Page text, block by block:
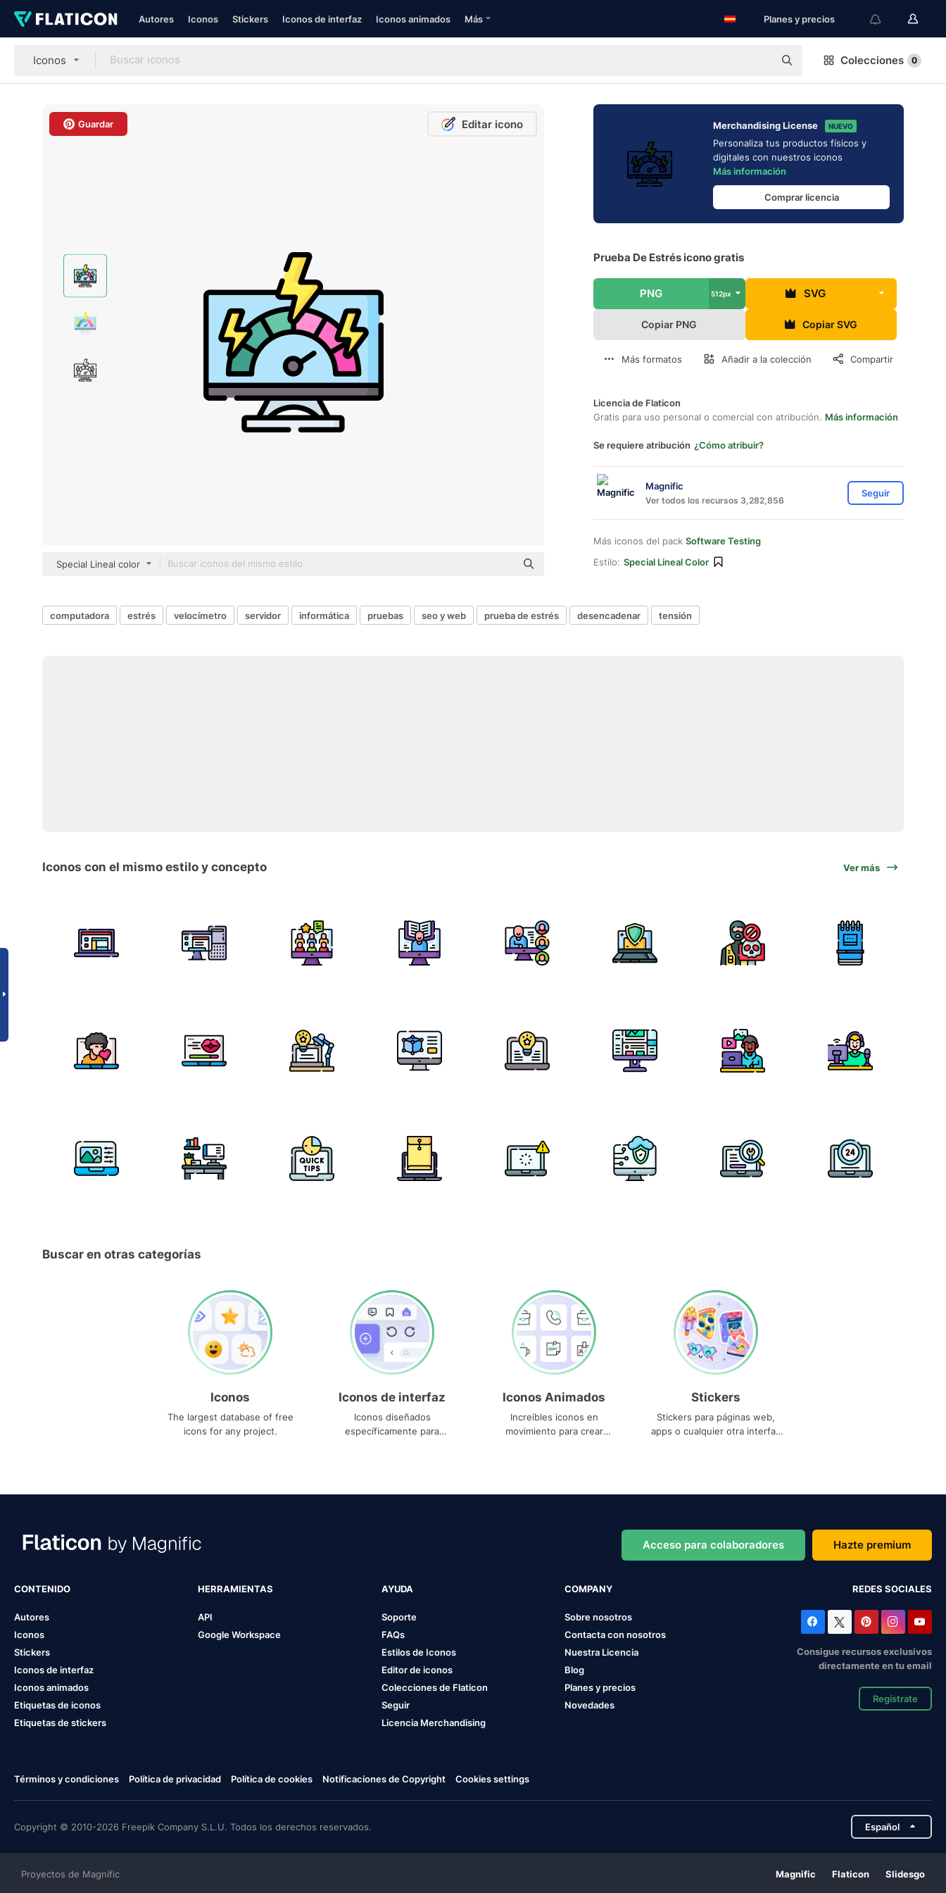
Autores Iconos Stickers Iconos de interfaz Iconos animados Más Planes y precios
Iconos Colecciones 0
Guardar Editar icono
Special Lineal color
Merchandising License NUEVO
Personaliza tus productos físicos y
digitales con nuestros iconos
Más información
Comprar licencia
Prueba De Estrés icono gratis
PNG 512px SVG
Copiar PNG Copiar SVG
Más formatos Añadir a la colección Compartir
Licencia de Flaticon
Gratis para uso personal o comercial con atribución. Más información
Se requiere atribución ¿Cómo atribuir?
Magnific
Ver todos los recursos 3,282,856
Seguir
Más iconos del pack Software Testing
Estilo: Special Lineal Color
computadora estrés velocímetro servidor informática pruebas seo y web prueba de estrés desencadenar tensión
Iconos con el mismo estilo y concepto Ver más
Buscar en otras categorías
Iconos
The largest database of free
icons for any project.
Iconos de interfaz
Iconos diseñados
específicamente para
Iconos Animados
Increíbles iconos en
movimiento para crear
Stickers
Stickers para páginas web,
apps o cualquier otra interfaz
Acceso para colaboradores Hazte premium
CONTENIDO
Autores
Iconos
Stickers
Iconos de interfaz
Iconos animados
Etiquetas de iconos
Etiquetas de stickers
HERRAMIENTAS
API
Google Workspace
AYUDA
Soporte
FAQs
Estilos de Iconos
Editor de iconos
Colecciones de Flaticon
Seguir
Licencia Merchandising
COMPANY
Sobre nosotros
Contacta con nosotros
Nuestra Licencia
Blog
Planes y precios
Novedades
REDES SOCIALES
Consigue recursos exclusivos
directamente en tu email
Regístrate
Términos y condiciones Política de privacidad Política de cookies Notificaciones de Copyright Cookies settings
Copyright © 2010-2026 Freepik Company S.L.U. Todos los derechos reservados. Español
Proyectos de Magnific Magnific Flaticon Slidesgo